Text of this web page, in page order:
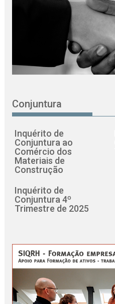
Conjuntura
Inquérito de
Conjuntura ao
Comércio dos
Materiais de
Construção
Inquérito de
Conjuntura 4º
Trimestre de 2025